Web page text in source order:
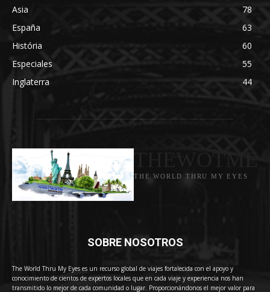
Asia
78
España
63
História
60
Especiales
55
Inglaterra
44
THE WORLD THRU MY EYES
SOBRE NOSOTROS
The World Thru My Eyes es un recurso global de viajes fortalecida con el apoyo y
conocimiento de cientos de expertos locales que en cada viaje y experiencia nos han
transmitido lo mejor de cada comunidad o lugar. Proporcionándonos el mejor valor para